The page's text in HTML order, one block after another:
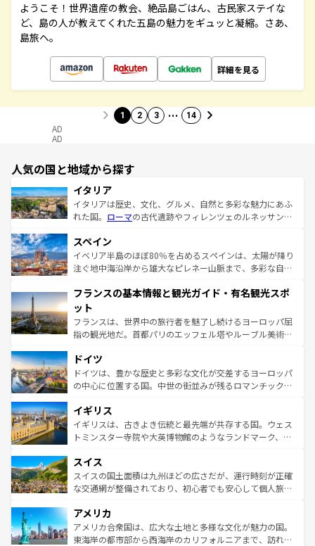
ようこそ！世界遺産の教会、絶品島ごはん、古民家ステイな
ど、島の人が教えてくれた五島の魅力をギュッと凝縮。さあ、
島旅へ。
詳細を見る
1 2 3 … 14
AD
AD
人気の国と地域から探す
イタリア
イタリアは歴史、文化、グルメ、自然と多彩な魅力にあふ
れた国。 ローマの古代遺跡やフィレンツェのルネッサンス
ろん、トスカーナの美しい田園風景やアマルフィ海岸の絶
景など、自然景観も見逃せない。観光の合間には、本場の
ピザやパスタなど、絶品のイタリア料理を堪能することも
ませてくれるイタリアで、忘れられない旅をしてみよう！
なお、新着のイタリア情報は
しい。
スペイン
イベリア半島のほぼ80％を占めるスペインは、太陽が降り
注ぐ地中海沿岸から雄大なピレネー山脈まで、多彩な自然
文化が根付くこの国では、情熱的なフラメンコ、熱気あふ
れる闘牛、そして美味しいタパスが生活の一部となってい
る。首都マドリードの洗練された雰囲気や、バルセロナの
アートに溢れた街角から、地方では古代ローマ遺跡や中世
せる。地方によって風土や気候が異なるスペインはその個
性で訪れる人を魅了する。 なお、新着のスペイン情報は コ
ンテンツ一覧を参照してほしい。
フランスの基本情報と観光ガイド・有名観光スポ
ット
フランスは、世界中の旅行者を魅了し続けるヨーロッパ屈
指の観光地だ。首都パリのエッフェル塔やルーブル美術館
で、幅広い魅力が詰まっている。華麗な宮殿、歴史的な大
聖堂、美しいビーチ、そして豊かな自然が、訪れる者を心
から魅了する。また、フランスは美食の国としても知ら
いる。シャンパンの発祥地であるランス、プロヴァンスの
香り高いラベンダー畑など、多彩な楽しみ方が可能だ。さ
らに、パリ以外の地域にも魅力が溢れており、どの街角に
れる地方に足を運ぶとそれぞれで全く異なる文化を体験で
きるだろう。 なお、新着のフランス情報はコンテンツ一覧
を参照してほしい。
ドイツ
ドイツは、豊かな歴史と多彩な文化が交差するヨーロッパ
の中心に位置する国。中世の街並みが残るロマンチック街
顔を持つこの国は、どこを歩いても飽きることがない。ベ
ルリンの文化的活気、バイエルン州のアルプスの絶景、そ
してライン川沿いのワイン畑といった風景は必見。ビール
は、お酒好きな人にはぜひ体験してほしい。 なお、新着の
ドイツ情報はコンテンツ一覧を参照してほしい。
イギリス
イギリスは、古きよき伝統と最先端が共存する国。ウェス
トミンスター寺院や大英博物館のようなランドマーク、歴
リアごとに異なる魅力がある。また、優雅なアフタヌーン
ティー、ビール好きにはたまらない英国パブ、サッカー観
戦など、本場だからこそできる体験も豊富。イギリスを旅
ンツ一覧を参照してほしい。
スイス
スイスの国土面積は九州ほどの広さだが、運行時刻が正確
な交通網が整備されており、初心者でも安心して個人旅行
の建物がそのまま残る町や、スイスならではのユニークな
博物館もあり、アルプス観光だけでなく町歩きも満喫する
ことができる。国民の所得が高いため物価も高いが、旅行
アメリカ
アメリカ合衆国は、広大な土地と多様な文化が魅力の国。
東海岸の都市部から西海岸のカリフォルニアまで、訪れる